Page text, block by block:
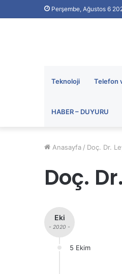
Perşembe, Ağustos 6
Teknoloji Telefon
HABER – DUYURU
Anasayfa / Doç. Dr.
Doç.
Eki
- 2020 -
5 Ekim